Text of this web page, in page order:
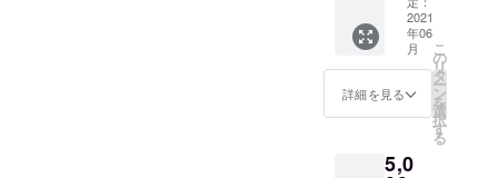
を運営する
株式会社
テーブルク
ロスへ入
社。途上国
と日本の飲
（ただ
ただ応
援！
枠） ・
ありが
とう
けいた
2021
年06
月
詳細を見る
こ
の
リ
タ
ー
ン
を
選
択
す
る
5,0